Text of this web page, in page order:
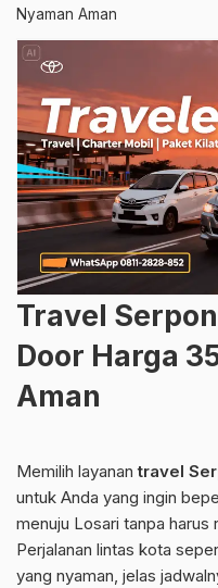
Nyaman Aman
Travel
Door Harga
Aman
Memilih layanantravel
untuk Anda yang ingin
menuju Losari tanpa
Perjalanan lintas kota
yang nyaman, jelas